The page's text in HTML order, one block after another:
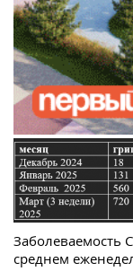
Заболеваемость
среднем